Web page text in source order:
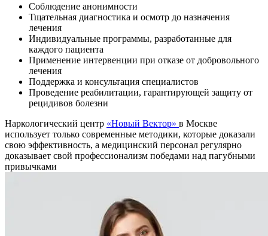
Соблюдение анонимности
Тщательная диагностика и осмотр до назначения
лечения
Индивидуальные программы, разработанные для
каждого пациента
Применение интервенции при отказе от добровольного
лечения
Поддержка и консультация специалистов
Проведение реабилитации, гарантирующей защиту от
рецидивов болезни
Наркологический центр «Новый Вектор» в Москве
использует только современные методики, которые доказали
свою эффективность, а медицинский персонал регулярно
доказывает свой профессионализм победами над пагубными
привычками